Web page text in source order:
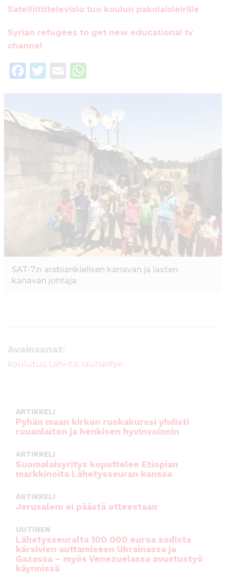
Satelliittitelevisio tuo koulun pakolaisleirille
Syrian refugees to get new educational tv
channel
F
e
b
T
te
r
E
a
ts
A
p
p
SAT-7:n arabiankielisen kanavan ja lasten
kanavan johtaja
Avainsanat:
koulutus, Lähi-itä, rauhantyö
ARTIKKELI
Pyhän maan kirkon ruokakurssi yhdisti
ruuanlaiton ja henkisen hyvinvoinnin
ARTIKKELI
Suomalaisyritys koputtelee Etiopian
markkinoita Lähetysseuran kanssa
ARTIKKELI
Jerusalem ei päästä otteestaan
UUTINEN
Lähetysseuralta 100 000 euroa sodista
kärsivien auttamiseen Ukrainassa ja
Gazassa – myös Venezuelassa avustustyö
käynnissä